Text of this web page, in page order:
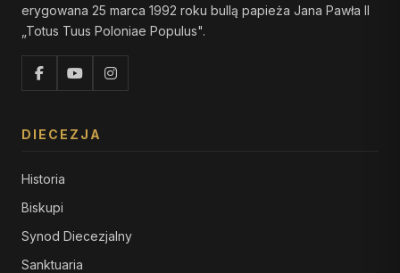
erygowana 25 marca 1992 roku bullą papieża Jana Pawła II
„Totus Tuus Poloniae Populus".
DIECEZJA
Historia
Biskupi
Synod Diecezjalny
Sanktuaria